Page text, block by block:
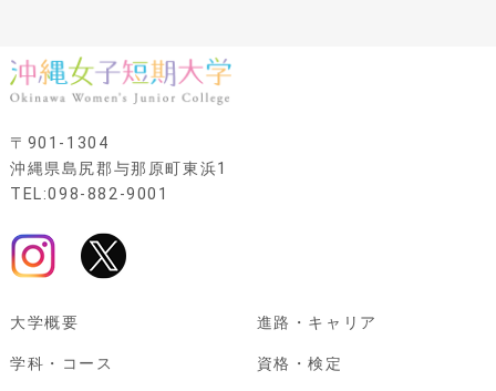
〒901-1304
沖縄県島尻郡与那原町東浜1
TEL:098-882-9001
大学概要
学科・コース
進路・キャリア
資格・検定